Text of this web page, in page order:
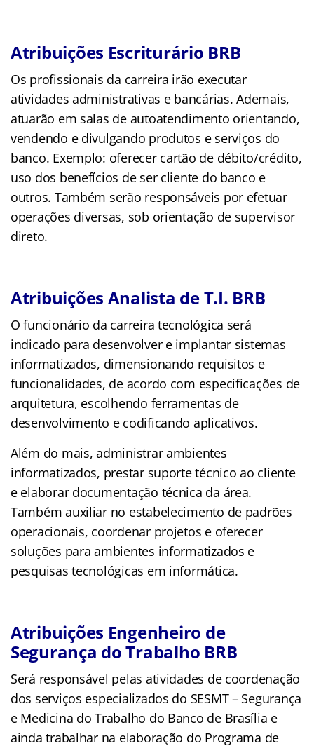
Atribuições Escriturário BRB
Os profissionais da carreira irão executar
atividades administrativas e bancárias. Ademais,
atuarão em salas de autoatendimento orientando,
vendendo e divulgando produtos e serviços do
banco. Exemplo: oferecer cartão de débito/crédito,
uso dos benefícios de ser cliente do banco e
outros. Também serão responsáveis por efetuar
operações diversas, sob orientação de supervisor
direto.
Atribuições Analista de T.I. BRB
O funcionário da carreira tecnológica será
indicado para desenvolver e implantar sistemas
informatizados, dimensionando requisitos e
funcionalidades, de acordo com especificações de
arquitetura, escolhendo ferramentas de
desenvolvimento e codificando aplicativos.
Além do mais, administrar ambientes
informatizados, prestar suporte técnico ao cliente
e elaborar documentação técnica da área.
Também auxiliar no estabelecimento de padrões
operacionais, coordenar projetos e oferecer
soluções para ambientes informatizados e
pesquisas tecnológicas em informática.
Atribuições Engenheiro de
Segurança do Trabalho BRB
Será responsável pelas atividades de coordenação
dos serviços especializados do SESMT – Segurança
e Medicina do Trabalho do Banco de Brasília e
ainda trabalhar na elaboração do Programa de